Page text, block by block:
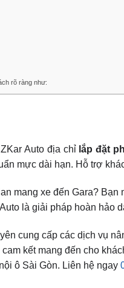
rõ ràng như:
Auto địa chỉ lắp đặt
mực dài hạn. Hỗ trợ
mang xe đến Gara?
là giải pháp hoàn hảo
cung cấp các dịch vụ
kết mang đến cho
ô Sài Gòn. Liên hệ ngay